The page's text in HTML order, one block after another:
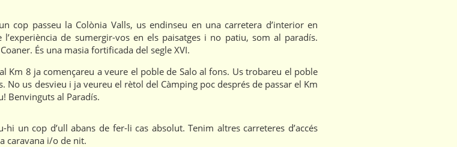
cop passeu la Colònia Valls, us endinseu en una carretera d’interior en
de sumergir-vos en els paisatges i no patiu, som al paradís.
És una masia fortificada del segle XVI.
Km 8 ja començareu a veure el poble de Salo al fons. Us trobareu el poble
No us desvieu i ja veureu el rètol del Càmping poc després de passar el Km
Benvinguts al Paradís.
hi un cop d’ull abans de fer-li cas absolut. Tenim altres carreteres d’accés
caravana i/o de nit.